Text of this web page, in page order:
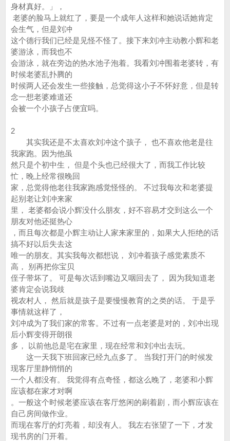
身材真好。」，
老婆的脸马上就红了，要是一个成年人这样和她说话她肯定
会生气，但是刘冲
这个德行我们已经是见怪不怪了。接下来刘冲主动教小辉和老
婆游泳，而我也不
会游泳，就在旁边的热水池子泡着。我看刘冲围着老婆转，有
时候老婆乱扑腾的
时候两人还会发生一些接触，总觉得这小子不怀好意，但是转
念一想老婆难道还
会被一个小孩子占便宜吗。
2
其实我还是不太喜欢刘冲这个孩子， 也不喜欢他老是往
我家跑。因为他虽
然只是个初中生， 但是个头也已经很大了，而我工作比较
忙，晚上经常很晚回
家，总觉得他老往我家跑感觉怪怪的。 不过我每次和老婆提
起别老让刘冲来家
里， 老婆都会说小辉没什么朋友，好不容易才交到这么一个
朋友对他还挺热心
，而且每次都是小辉主动让人家来家里的，如果大人拒绝的话
搞不好以后失去这
唯一的朋友。其实我每次都想说， 刘冲着孩子感觉素质不
高， 别再把你宝贝
侄子带坏了。 可是每次话到嘴边又咽回去了， 因为我知道老
婆肯定会说我歧
视农村人， 然后就是孩子是要慢慢教育的之类的话。 于是乎
事情就这样了，
刘冲成为了我们家的常客。不过有一点老婆是对的，刘冲出现
后小辉变得开朗很
多， 以前他总是宅在家里，现在经常和刘冲出去玩。
这一天我下班回家已经九点多了。 当我打开门的时候发
现客厅里静悄悄的
一个人都没有。 我觉得有点奇怪，都这么晚了，老婆和小辉
应该都在家才对啊
。一般这个时候老婆应该在客厅悠闲的刷着剧，而小辉应该在
自己房间做作业。
而现在客厅的灯亮着，却没有人。 我左右张望了一下，才发
现书房的门开着。